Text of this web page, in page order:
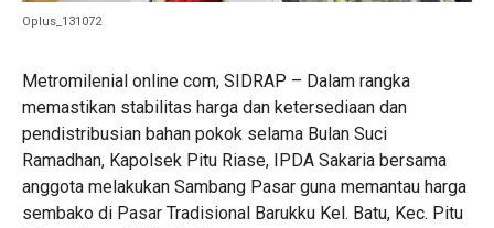
Oplus_131072
Metromilenial online com, SIDRAP – Dalam rangka
memastikan stabilitas harga dan ketersediaan dan
pendistribusian bahan pokok selama Bulan Suci
Ramadhan, Kapolsek Pitu Riase, IPDA Sakaria bersama
anggota melakukan Sambang Pasar guna memantau harga
sembako di Pasar Tradisional Barukku Kel. Batu, Kec. Pitu